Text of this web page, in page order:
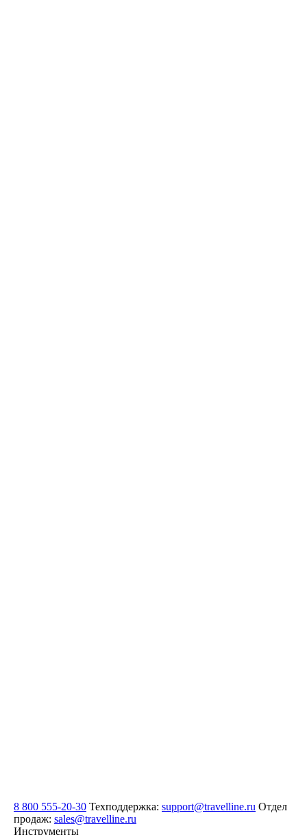
8 800 555-20-30 Техподдержка: support@travelline.ru Отдел
продаж: sales@travelline.ru
Инструменты